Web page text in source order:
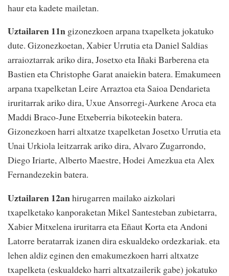
haur eta kadete mailetan.
Uztailaren 11n gizonezkoen arpana txapelketa jokatuko
dute. Gizonezkoetan, Xabier Urrutia eta Daniel Saldias
arraioztarrak ariko dira, Josetxo eta Iñaki Barberena eta
Bastien eta Christophe Garat anaiekin batera. Emakumeen
arpana txapelketan Leire Arraztoa eta Saioa Dendarieta
iruritarrak ariko dira, Uxue Ansorregi-Aurkene Aroca eta
Maddi Braco-June Etxeberria bikoteekin batera.
Gizonezkoen harri altxatze txapelketan Josetxo Urrutia eta
Unai Urkiola leitzarrak ariko dira, Alvaro Zugarrondo,
Diego Iriarte, Alberto Maestre, Hodei Amezkua eta Alex
Fernandezekin batera.
Uztailaren 12anhirugarren mailako aizkolari
txapelketako kanporaketan Mikel Santesteban zubietarra,
Xabier Mitxelena iruritarra eta Eñaut Korta eta Andoni
Latorre beratarrak izanen dira eskualdeko ordezkariak. eta
lehen aldiz eginen den emakumezkoen harri altxatze
txapelketa (eskualdeko harri altxatzailerik gabe) jokatuko